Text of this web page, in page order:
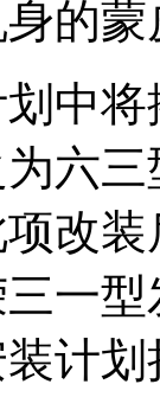
的
中
六
改
一
计